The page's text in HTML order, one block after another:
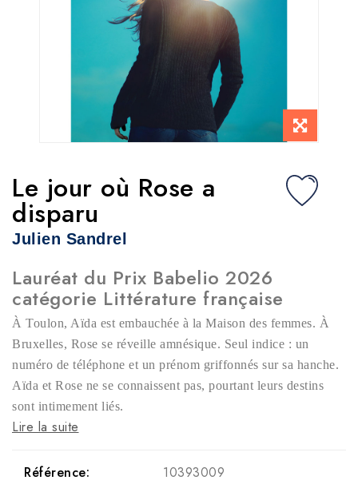
Le jour où Rose a
disparu
Julien Sandrel
Lauréat du Prix Babelio 2026
catégorie Littérature française
À Toulon, Aïda est embauchée à la Maison des femmes. À
Bruxelles, Rose se réveille amnésique. Seul indice : un
numéro de téléphone et un prénom griffonnés sur sa hanche.
Aïda et Rose ne se connaissent pas, pourtant leurs destins
sont intimement liés.
Lire la suite
Référence: 10393009